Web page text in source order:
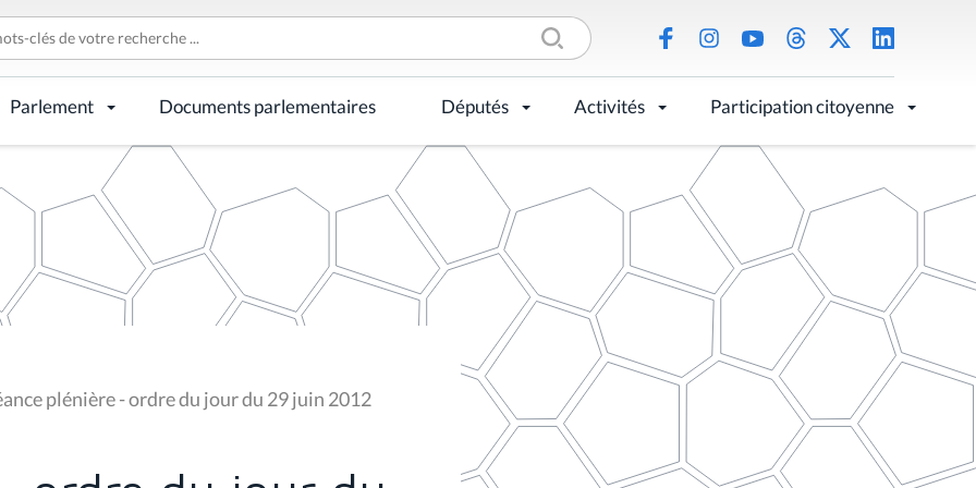
Parlement Documents parlementaires Députés Activités Participation citoyenne
plénière - ordre du jour du 29 juin 2012